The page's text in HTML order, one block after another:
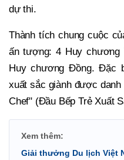
dự thi.
Thành tích chung cuộc
ấn tượng: 4 Huy chương
Huy chương Đồng. Đặc
xuất sắc giành được danh
Chef" (Đầu Bếp Trẻ Xuất
Xem thêm:
Giải thưởng Du lịch Việt